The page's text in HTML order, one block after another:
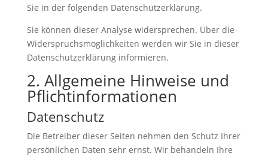
Sie in der folgenden Datenschutzerklärung.
Sie können dieser Analyse widersprechen. Über die
Widerspruchsmöglichkeiten werden wir Sie in dieser
Datenschutzerklärung informieren.
2. Allgemeine Hinweise und
Pflichtinformationen
Datenschutz
Die Betreiber dieser Seiten nehmen den Schutz Ihrer
persönlichen Daten sehr ernst. Wir behandeln Ihre